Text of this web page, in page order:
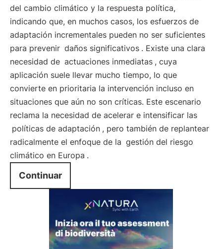
del cambio climático y la respuesta política,
indicando que, en muchos casos, los esfuerzos de
adaptación incrementales pueden no ser suficientes
para prevenir daños significativos . Existe una clara
necesidad de actuaciones inmediatas , cuya
aplicación suele llevar mucho tiempo, lo que
convierte en prioritaria la intervención incluso en
situaciones que aún no son críticas. Este escenario
reclama la necesidad de acelerar e intensificar las
políticas de adaptación , pero también de replantear
radicalmente el enfoque de la gestión del riesgo
climático en Europa .
Continuar